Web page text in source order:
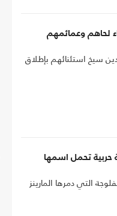
لحاهم وعمائمهم
سيخ استئنائهم بإطلاق
حربية تحمل اسمها
التي دمرها المارينز